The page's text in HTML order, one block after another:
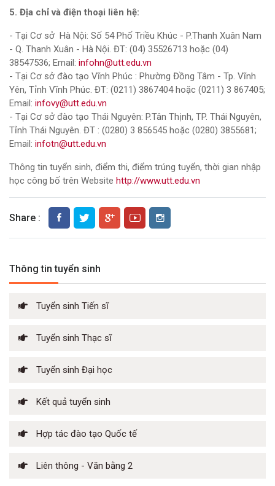
5. Địa chỉ và điện thoại liên hệ:
- Tại Cơ sở Hà Nội: Số 54 Phố Triều Khúc - P.Thanh Xuân Nam
- Q. Thanh Xuân - Hà Nội. ĐT: (04) 35526713 hoặc (04)
38547536; Email: infohn@utt.edu.vn
- Tại Cơ sở đào tạo Vĩnh Phúc : Phường Đồng Tâm - Tp. Vĩnh
Yên, Tỉnh Vĩnh Phúc. ĐT: (0211) 3867404 hoặc (0211) 3 867405;
Email: infovy@utt.edu.vn
- Tại Cơ sở đào tạo Thái Nguyên: P.Tân Thịnh, TP. Thái Nguyên,
Tỉnh Thái Nguyên. ĐT : (0280) 3 856545 hoặc (0280) 3855681;
Email: infotn@utt.edu.vn
Thông tin tuyển sinh, điểm thi, điểm trúng tuyển, thời gian nhập
học công bố trên Website http://www.utt.edu.vn
Share :
Thông tin tuyển sinh
Tuyển sinh Tiến sĩ
Tuyển sinh Thạc sĩ
Tuyển sinh Đại học
Kết quả tuyển sinh
Hợp tác đào tạo Quốc tế
Liên thông - Văn bằng 2